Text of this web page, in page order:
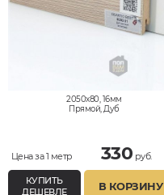
2050x80, 16мм
Прямой, Дуб
Цена за 1 метр 330 руб.
КУПИТЬ
ДЕШЕВЛЕ
В КОРЗИНУ